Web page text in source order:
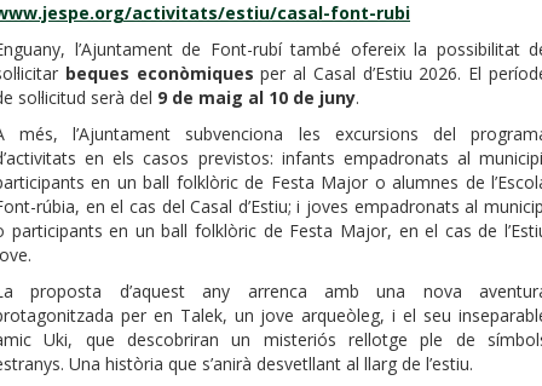
activitats/estiu/casal-font-rubi
l’Ajuntament de Font-rubí també ofereix la possibilitat
beques econòmiques per al Casal d’Estiu 2026. El
sol·licitud serà del 9 de maig al 10 de juny.
més, l’Ajuntament subvenciona les excursions del
en els casos previstos: infants empadronats al
en un ball folklòric de Festa Major o alumnes de
rúbia, en el cas del Casal d’Estiu; i joves empadronats al
participants en un ball folklòric de Festa Major, en el cas de
proposta d’aquest any arrenca amb una nova
per en Talek, un jove arqueòleg, i el seu
Uki, que descobriran un misteriós rellotge ple de
Una història que s’anirà desvetllant al llarg de l’estiu.